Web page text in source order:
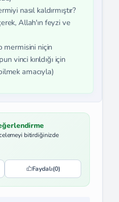
nasıl kaldırmıştır?
Allah'ın feyzi ve
mermisini niçin
vinci kırıldığı için
amacıyla)
bitirdiğinizde
Faydalı(0)